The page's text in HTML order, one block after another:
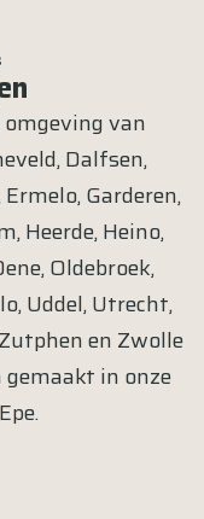
van
,Dalfsen,
Ermelo,Garderen,
,Heerde,Heino,
,Oldebroek,
,Uddel,Utrecht,
Zutphenen Zwolle
in onze
Epe.